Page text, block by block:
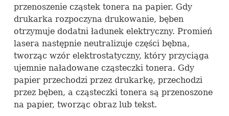
przenoszenie cząstek tonera na papier. Gdy
drukarka rozpoczyna drukowanie, bęben
otrzymuje dodatni ładunek elektryczny. Promień
lasera następnie neutralizuje części bębna,
tworząc wzór elektrostatyczny, który przyciąga
ujemnie naładowane cząsteczki tonera. Gdy
papier przechodzi przez drukarkę, przechodzi
przez bęben, a cząsteczki tonera są przenoszone
na papier, tworząc obraz lub tekst.